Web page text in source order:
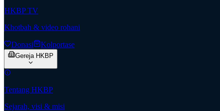
HKBP TV
Khotbah & video rohani
Donasi Kolportase
Gereja HKBP
Tentang HKBP
Sejarah, visi & misi